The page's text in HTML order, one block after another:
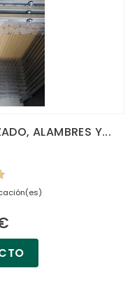
ALAMBRES Y...